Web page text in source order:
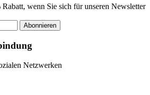
wenn Sie sich für unseren Newsletter
Abonnieren
Netzwerken